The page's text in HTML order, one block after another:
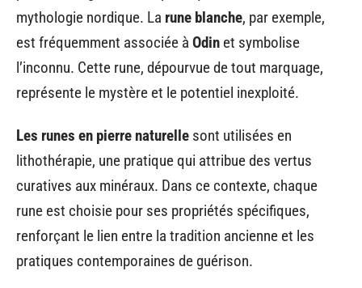
mythologie nordique. La rune blanche, par exemple,
est fréquemment associée à Odin et symbolise
l’inconnu. Cette rune, dépourvue de tout marquage,
représente le mystère et le potentiel inexploité.
Les runes en pierre naturelle sont utilisées en
lithothérapie, une pratique qui attribue des vertus
curatives aux minéraux. Dans ce contexte, chaque
rune est choisie pour ses propriétés spécifiques,
renforçant le lien entre la tradition ancienne et les
pratiques contemporaines de guérison.